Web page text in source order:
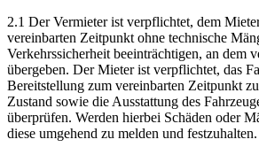
2.1 Der Vermieter ist verpflichtet, dem
vereinbarten Zeitpunkt ohne technische
Verkehrssicherheit beeinträchtigen, an dem
übergeben. Der Mieter ist verpflichtet, das
Bereitstellung zum vereinbarten Zeitpunkt
Zustand sowie die Ausstattung des
überprüfen. Werden hierbei Schäden oder
diese umgehend zu melden und festzuhalten.